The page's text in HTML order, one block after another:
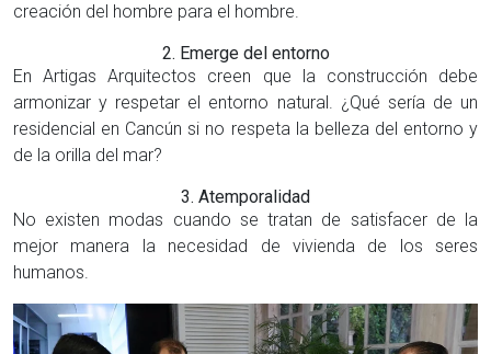
creación del hombre para el hombre.
2. Emerge del entorno
En Artigas Arquitectos creen que la construcción debe
armonizar y respetar el entorno natural. ¿Qué sería de un
residencial en Cancún si no respeta la belleza del entorno y
de la orilla del mar?
3. Atemporalidad
No existen modas cuando se tratan de satisfacer de la
mejor manera la necesidad de vivienda de los seres
humanos.